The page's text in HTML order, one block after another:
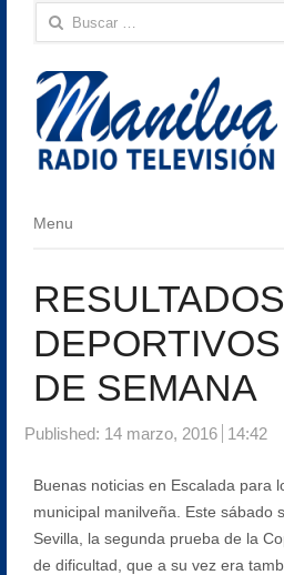
Buscar:
Menu
Menu
RESULTADOS
DE SEMANA
Published: 14 marzo, 2016 14:42
Buenas noticias en Escalada para
municipal manilveña. Este sábado
Sevilla, la segunda prueba de la
de dificultad, que a su vez era